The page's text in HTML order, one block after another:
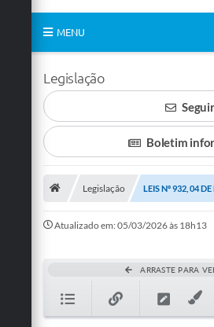
MENU
O Município
Departamentos
Transparência
Contato
Ouvidoria
Legislação
Seguir
Boletim
Legislação LEIS Nº 932, 04
Atualizado em: 05/03/2026 às 18h13
ARRASTE PARA